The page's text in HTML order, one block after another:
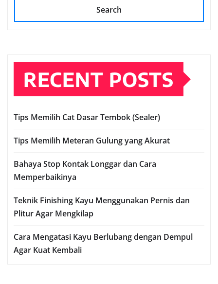
Search
RECENT POSTS
Tips Memilih Cat Dasar Tembok (Sealer)
Tips Memilih Meteran Gulung yang Akurat
Bahaya Stop Kontak Longgar dan Cara
Memperbaikinya
Teknik Finishing Kayu Menggunakan Pernis dan
Plitur Agar Mengkilap
Cara Mengatasi Kayu Berlubang dengan Dempul
Agar Kuat Kembali